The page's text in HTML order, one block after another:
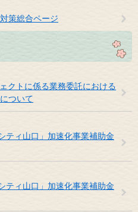
策総合ページ
クトに係る業務委託における
ついて
ティ山口」加速化事業補助金
ティ山口」加速化事業補助金